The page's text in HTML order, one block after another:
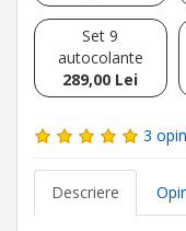
Set 9
autocolante
289,00 Lei
3
Descriere